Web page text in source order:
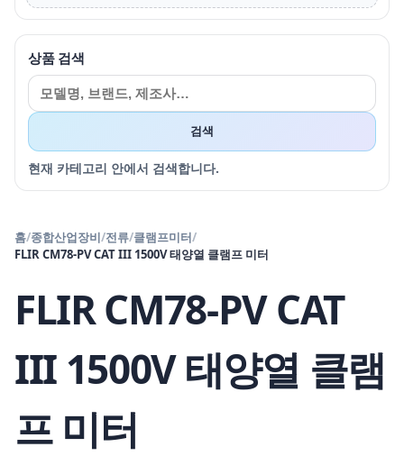
상품 검색
검색
현재 카테고리 안에서 검색합니다.
홈/종합산업장비/전류/클램프미터/
FLIR CM78-PV CAT III 1500V 태양열 클램프 미터
FLIR CM78-PV CAT
III 1500V 태양열 클램
프 미터